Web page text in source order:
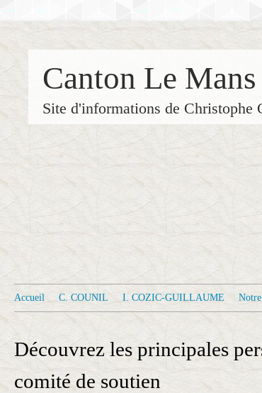
Canton Le
Site d'informations de
Accueil C. COUNIL I. COZIC-GUILLAUME
Découvrez les principales
comité de soutien